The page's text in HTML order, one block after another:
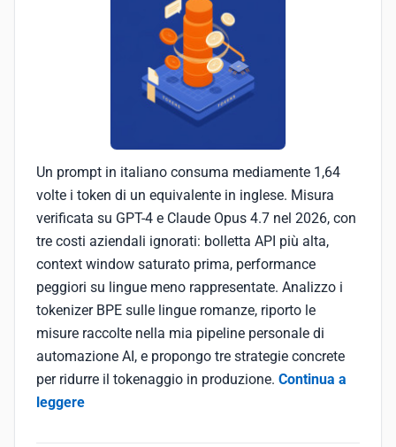
Un prompt in italiano consuma mediamente 1,64
volte i token di un equivalente in inglese. Misura
verificata su GPT-4 e Claude Opus 4.7 nel 2026, con
tre costi aziendali ignorati: bolletta API più alta,
context window saturato prima, performance
peggiori su lingue meno rappresentate. Analizzo i
tokenizer BPE sulle lingue romanze, riporto le
misure raccolte nella mia pipeline personale di
automazione AI, e propongo tre strategie concrete
per ridurre il tokenaggio in produzione. Continua a
leggere